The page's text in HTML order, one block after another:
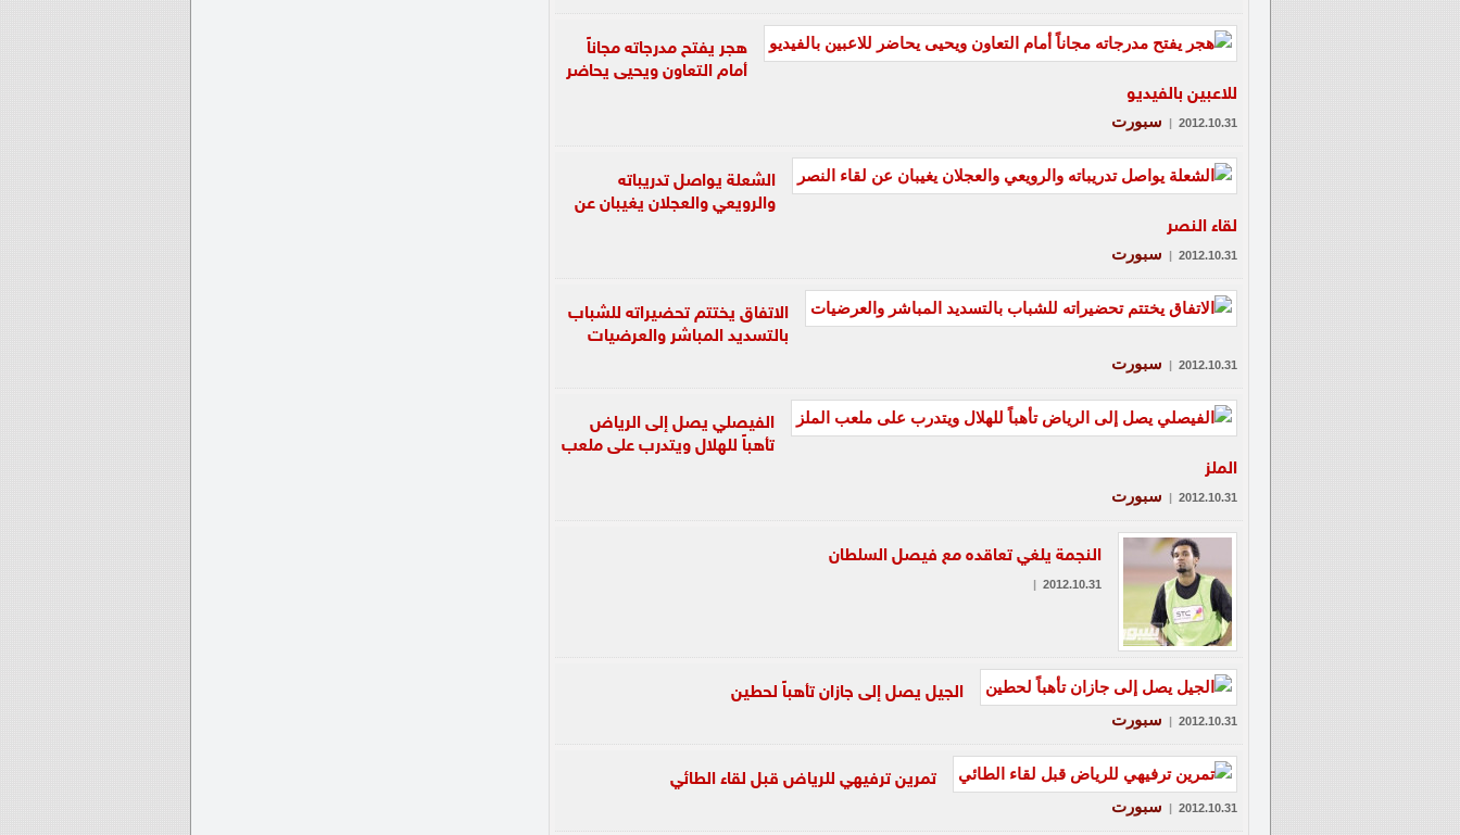
هجر يفتح مدرجاته مجاناً
أمام التعاون ويحيى يحاضر
للاعبين بالفيديو
2012.10.31
| سبورت
الشعلة يواصل تدريباته
والرويعي والعجلان يغيبان عن
لقاء النصر
2012.10.31
| سبورت
الاتفاق يختتم تحضيراته للشباب
بالتسديد المباشر والعرضيات
2012.10.31
| سبورت
الفيصلي يصل إلى الرياض
تأهباً للهلال ويتدرب على ملعب
الملز
2012.10.31
| سبورت
النجمة يلغي تعاقده مع فيصل السلطان
2012.10.31
|
الجيل يصل إلى جازان تأهباً لحطين
2012.10.31
| سبورت
تمرين ترفيهي للرياض قبل لقاء الطائي
2012.10.31
| سبورت